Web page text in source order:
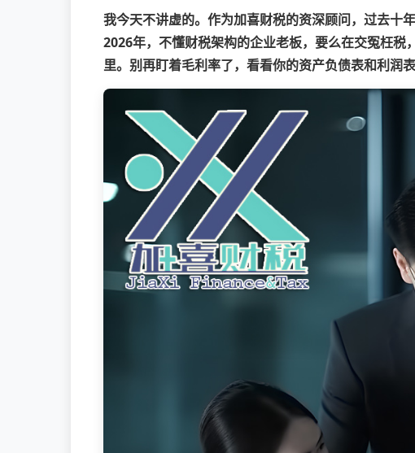
我今天不讲虚的。作为加喜财税的资深顾问，过去十
2026年，不懂财税架构的企业老板，要么在交冤枉税
里。别再盯着毛利率了，看看你的资产负债表和利润